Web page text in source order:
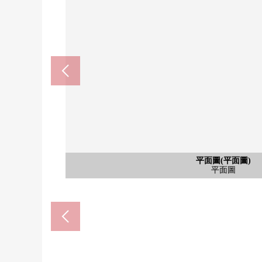
平面圖(平面圖)
平面圖
大廳
1樓大廳
共有部分
1樓休息室
共有部分
1樓咖啡廳休息室
共有部分
1樓咖啡廳休息室
大廳
2樓大廳
大廳
2樓大廳
大廳
2樓大廳
大廳
2樓大廳
共有部分
50樓Sky休息室
共有部分
50樓Sky休息室
共有部分
50樓Sky休息室
豐洲站(東京地鐵線有樂町線)(
步行6分鐘
豐洲站(百合鷗號臨海線)(約
步行9分鐘
江東區立豐洲北小學(約
步行10分鐘
江東區立深川第5中學(約
步行14分鐘
Urban Dock La La Port豐洲(
步行3分鐘
江東豐洲郵局(約600m)
步行8分鐘
豐洲公園(約540m)
步行7分鐘